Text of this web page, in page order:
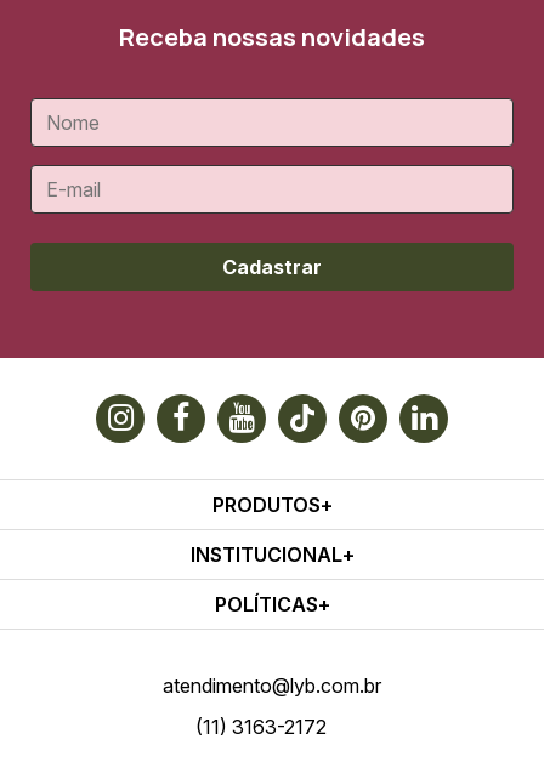
Receba nossas novidades
Cadastrar
PRODUTOS
INSTITUCIONAL
POLÍTICAS
atendimento@lyb.com.br
(11) 3163-2172